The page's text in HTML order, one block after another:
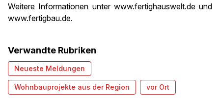
Weitere Informationen unter www.fertighauswelt.de und
www.fertigbau.de.
Verwandte Rubriken
Neueste Meldungen
Wohnbauprojekte aus der Region vor Ort